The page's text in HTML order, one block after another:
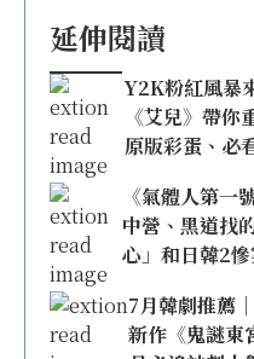
延伸閱讀
Y2K粉紅風暴
《艾兒》帶
原版彩蛋、必
《氣體人第一
中營、黑道找
心」和日韓2
7月韓劇推薦
新作《鬼謎東